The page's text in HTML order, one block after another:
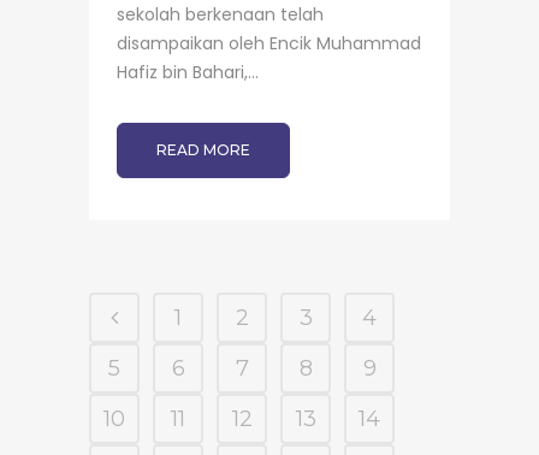
sekolah berkenaan telah
disampaikan oleh Encik Muhammad
Hafiz bin Bahari,...
READ MORE
1 2 3
4
5
6 7 8
9
10
11 12 13
14